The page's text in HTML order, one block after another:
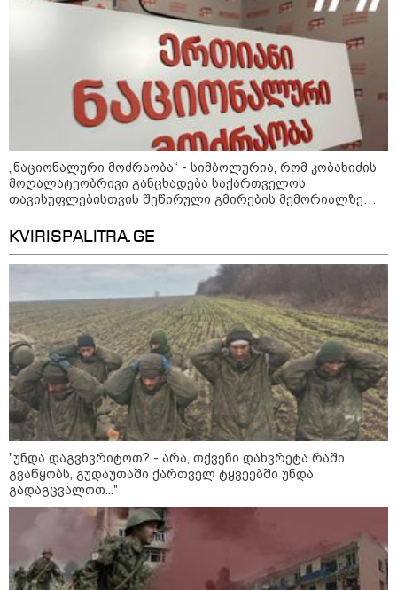
16:33 / 08-08-2026
"გიორგი ბარამიძემ რაღაც
არასწორად ჩამოაყალიბა,
მაგრამ ნამდვილად არ
ეკუთვნის წიხლი ივანიშვილის
ღალატზე დაფუძნებული
დიქტატურის მსახურებისგან" -
მიხეილ სააკაშვილი
16:22 / 08-08-2026
"აი, ეს არის სამშობლოს
ღალატი" - როგორ ეხმაურება
ნიკა გვარამია აგვისტოს ომთან
დაკავშირებით ირაკლი
კატეგორიის ყველა სიახლე
რა არის ცნობილი,
საქართველოში დაფუძნებულ
კრიპტოკომპანიაზე, რომელიც
აშშ-ს სახაზინო დეპარტამენტმა
დაასანქცირა
აზერბაიჯანის რკინიგზა ბაქო-
თბილისი-ბაქოს საერთაშორისო
მარშრუტზე ბილეთების გაყიდვის
პერიოდს ახანგრძლივებს
„ნაციონალური მოძრაობა“ - სიმბოლურია, რომ კობახიძის
მოღალატეობრივი განცხადება საქართველოს
თავისუფლებისთვის შეწირული გმირების მემორიალზე
KVIRISPALITRA.GE
"უნდა დაგვხვრიტოთ? - არა, თქვენი დახვრეტა რაში
გვაწყობს, გუდაუთაში ქართველ ტყვეებში უნდა
გადაგცვალოთ..."